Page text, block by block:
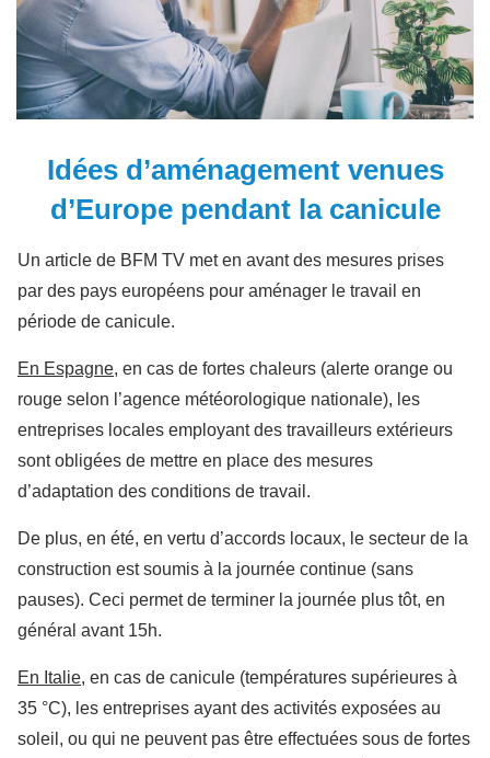
Idées d’aménagement venues
d’Europe pendant la canicule
Un article de BFM TV met en avant des mesures prises
par des pays européens pour aménager le travail en
période de canicule.
En Espagne, en cas de fortes chaleurs (alerte orange ou
rouge selon l’agence météorologique nationale), les
entreprises locales employant des travailleurs extérieurs
sont obligées de mettre en place des mesures
d’adaptation des conditions de travail.
De plus, en été, en vertu d’accords locaux, le secteur de la
construction est soumis à la journée continue (sans
pauses). Ceci permet de terminer la journée plus tôt, en
général avant 15h.
En Italie, en cas de canicule (températures supérieures à
35 °C), les entreprises ayant des activités exposées au
soleil, ou qui ne peuvent pas être effectuées sous de fortes